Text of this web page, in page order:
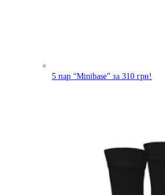
5 пар “Minibase” за 310 грн!